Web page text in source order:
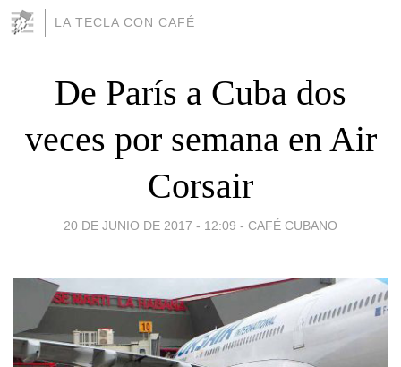
LA TECLA CON CAFÉ
De París a Cuba dos
veces por semana en Air
Corsair
20 DE JUNIO DE 2017 - 12:09 - CAFÉ CUBANO